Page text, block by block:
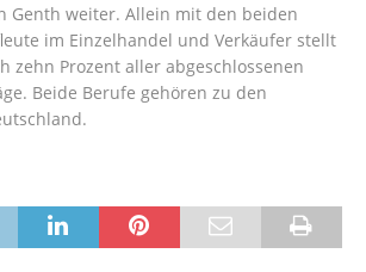
Genth weiter. Allein mit den beiden
im Einzelhandel und Verkäufer stellt
zehn Prozent aller abgeschlossenen
Beide Berufe gehören zu den